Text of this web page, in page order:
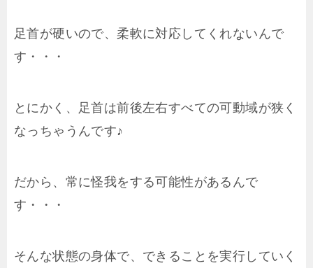
足首が硬いので、柔軟に対応してくれないんで
す・・・
とにかく、足首は前後左右すべての可動域が狭く
なっちゃうんです♪
だから、常に怪我をする可能性があるんで
す・・・
そんな状態の身体で、できることを実行していく